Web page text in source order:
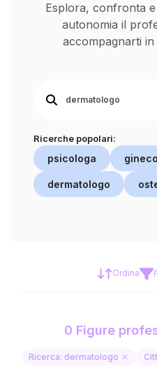
Esplora, confronta
autonomia il
accompagnarti
Ricerche popolari:
psicologa
dermatologo
Ordina
0 Figure
Ricerca: dermatologo